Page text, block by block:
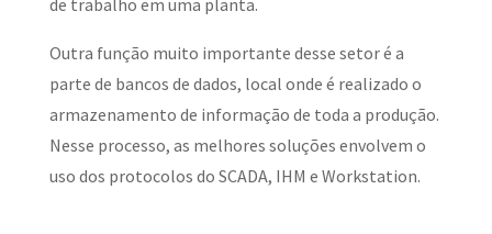
de trabalho em uma planta.
Outra função muito importante desse setor é a
parte de bancos de dados, local onde é realizado o
armazenamento de informação de toda a produção.
Nesse processo, as melhores soluções envolvem o
uso dos protocolos do SCADA, IHM e Workstation.